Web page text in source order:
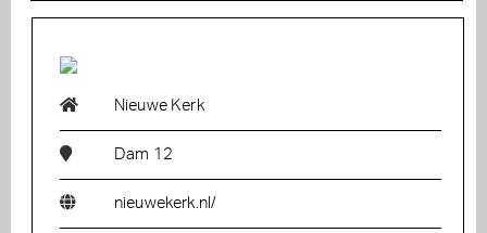
Nieuwe Kerk
Dam 12
nieuwekerk.nl/